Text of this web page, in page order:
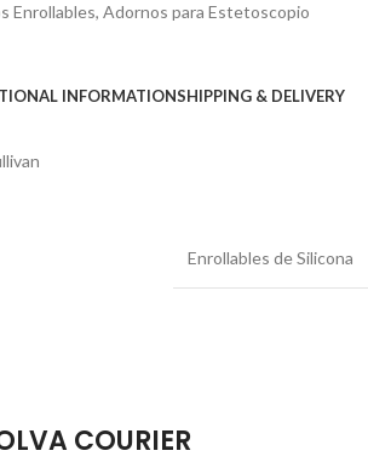
Enrollables, Adornos para Estetoscopio
INFORMATIONSHIPPING & DELIVERY
Enrollables de Silicona
COURIER